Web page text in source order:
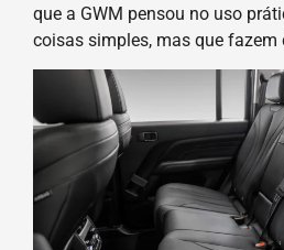
que a GWM pensou no uso
coisas simples, mas que fazem